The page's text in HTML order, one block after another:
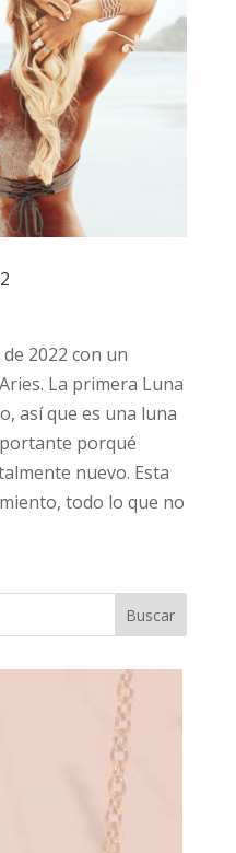
2022 con un
La primera Luna
así que es una luna
porqué
nuevo. Esta
todo lo que no